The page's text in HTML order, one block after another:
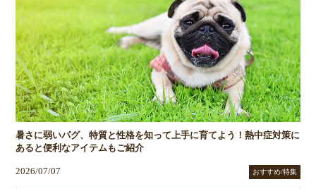
暑さに弱いパグ、特質と性格を知って上手に育てよう！熱中症対策に
あると便利なアイテムもご紹介
2026/07/07 おすすめ/特集